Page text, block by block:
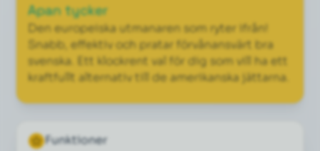
Apan tycker
Den europeiska utmanaren som ryter ifrån!
Snabb, effektiv och pratar förvånansvärt bra
svenska. Ett klockrent val för dig som vill ha ett
kraftfullt alternativ till de amerikanska jättarna.
Funktioner